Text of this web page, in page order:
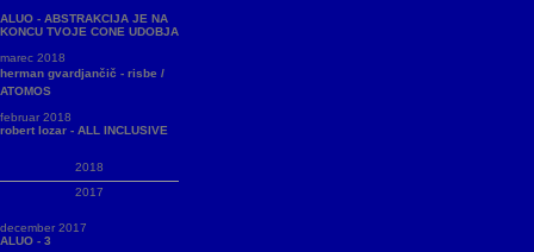
ALUO - ABSTRAKCIJA JE NA
KONCU TVOJE CONE UDOBJA
marec 2018
herman gvardjančič - risbe /
ATOMOS
februar 2018
robert lozar - ALL INCLUSIVE
2018
2017
december 2017
ALUO - 3